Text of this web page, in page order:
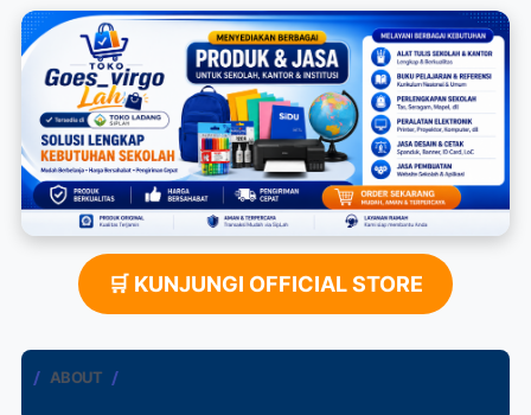
🛒 KUNJUNGI OFFICIAL STORE
ABOUT